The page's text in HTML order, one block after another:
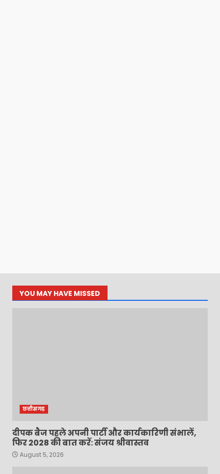
YOU MAY HAVE MISSED
छत्तीसगढ़
दीपक बैज पहले अपनी पार्टी और कार्यकारिणी संभालें,
फिर 2028 की बात करें: संजय श्रीवास्तव
August 5, 2026